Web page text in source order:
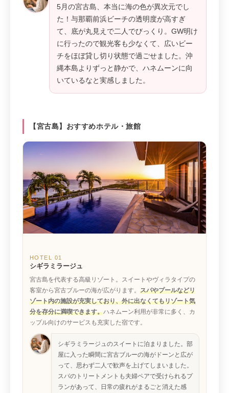
5月の宮古島、本当に海の色が異次元でし
た！与那覇前浜ビーチの透明度が高すぎ
て、底が丸見えで二人でびっくり。GW明け
に行ったので観光客も少なくて、広いビー
チをほぼ貸し切り状態で過ごせました。沖
縄本島よりずっと静かで、ハネムーンに向
いているなと実感しました。
【宮古島】おすすめホテル・旅館
HOTEL 01
シギラミラージュ
宮古島を代表する高級リゾート。スイートやヴィラタイプの
客室から宮古ブルーの海が広がります。 スパやプールなどリ
ゾート内の施設が充実しており、外に出なくてもリゾート気
分を存分に満喫できます。ハネムーン利用が非常に多く、カ
ップル向けのサービスも充実した宿です。
シギラミラージュのスイートに泊まりました。部
屋に入った瞬間に宮古ブルーの海がドーンと広が
って、思わず二人で歓声を上げてしまいました。
スパのトリートメントも夫婦ペアで受けられるプ
ランがあって、日常の疲れがまるごと消えた感